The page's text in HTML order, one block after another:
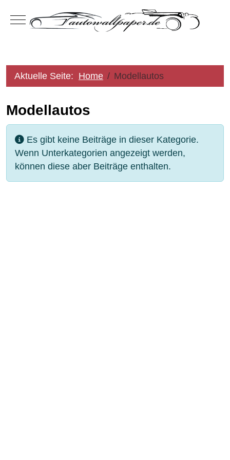
Mobile Menu Toggle
Aktuelle Seite: Home Modellautos
Modellautos
Information
Es gibt keine Beiträge in dieser Kategorie.
Wenn Unterkategorien angezeigt werden,
können diese aber Beiträge enthalten.